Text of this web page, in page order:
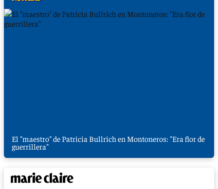
El "maestro" de Patricia Bullrich en Montoneros: "Era flor de
guerrillera"